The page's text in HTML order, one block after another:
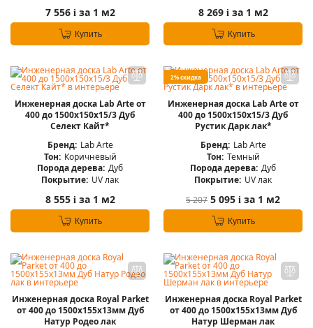
7 556 iза 1 м2
Купить
8 269 iза 1 м2
Купить
Инженерная доска Lab Arte от
400 до 1500х150х15/3 Дуб
Селект Кайт*
Бренд: Lab Arte
Тон: Коричневый
Порода дерева: Дуб
Покрытие: UV лак
8 555 iза 1 м2
Купить
2% скидка
Инженерная доска Lab Arte от
400 до 1500х150х15/3 Дуб
Рустик Дарк лак*
Бренд: Lab Arte
Тон: Темный
Порода дерева: Дуб
Покрытие: UV лак
5 207 5 095 i за 1 м2
Купить
Инженерная доска Royal Parket
от 400 до 1500х155х13мм Дуб
Натур Родео лак
Инженерная доска Royal Parket
от 400 до 1500х155х13мм Дуб
Натур Шерман лак